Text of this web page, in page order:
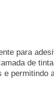
para
de
permitindo